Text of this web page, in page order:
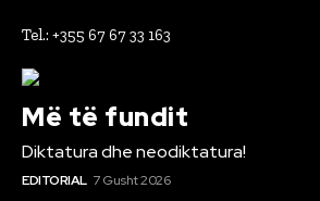
Tel.: +355 67 67 33 163
Më të fundit
Diktatura dhe neodiktatura!
EDITORIAL 7 Gusht 2026